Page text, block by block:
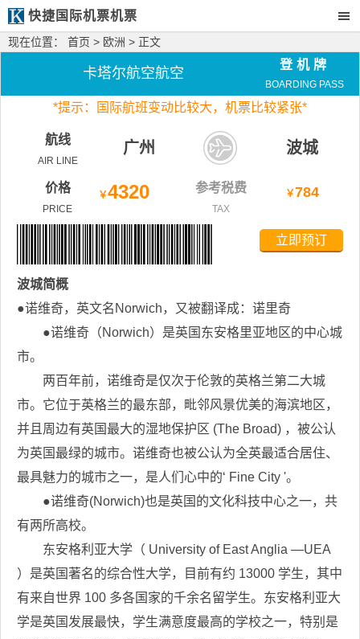
快捷国际机票机票
现在位置： 首页 > 欧洲 > 正文
卡塔尔航空航空
登机牌
BOARDING PASS
*提示：国际航班变动比较大， 机票比较紧张*
航线
AIR LINE
广州 波城
价格
PRICE
￥4320 参考税费
TAX
￥784
立即预订
波城简概
●诺维奇，英文名Norwich，又被翻译成：诺里奇
●诺维奇（Norwich）是英国东安格里亚地区的中心城
市。
两百年前，诺维奇是仅次于伦敦的英格兰第二大城
市。它位于英格兰的最东部，毗邻风景优美的海滨地区，
并且周边有英国最大的湿地保护区 (The Broad) ，被公认
为英国最绿的城市。诺维奇也被公认为全英最适合居住、
最具魅力的城市之一，是人们心中的‘ Fine City '。
●诺维奇(Norwich)也是英国的文化科技中心之一，共
有两所高校。
东安格利亚大学（ University of East Anglia —UEA
）是英国著名的综合性大学，目前有约 13000 学生，其中
有来自世界 100 多各国家的千余名留学生。东安格利亚大
学是英国发展最快，学生满意度最高的学校之一，特别是